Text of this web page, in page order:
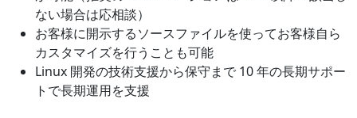
ない場合は応相談）
お客様に開示するソースファイルを使ってお客様自ら
カスタマイズを行うことも可能
Linux 開発の技術支援から保守まで 10 年の長期サポー
トで長期運用を支援